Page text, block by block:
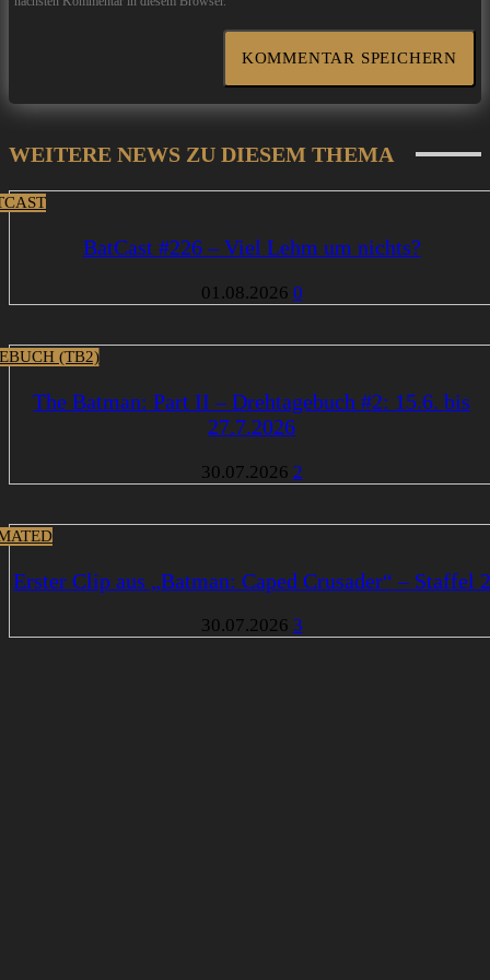
WEITERE NEWS ZU DIESEM THEMA
BatCast #226 – Viel Lehm um nichts?
01.08.2026 0
(TB2)
The Batman: Part II – Drehtagebuch #2: 15.6. bis
27.7.2026
30.07.2026 2
Erster Clip aus „Batman: Caped Crusader“ – Staffel 2
30.07.2026 3